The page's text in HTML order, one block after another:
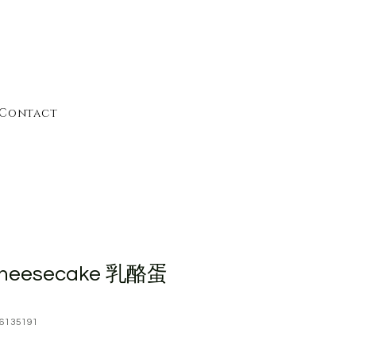
Contact
乳酪蛋